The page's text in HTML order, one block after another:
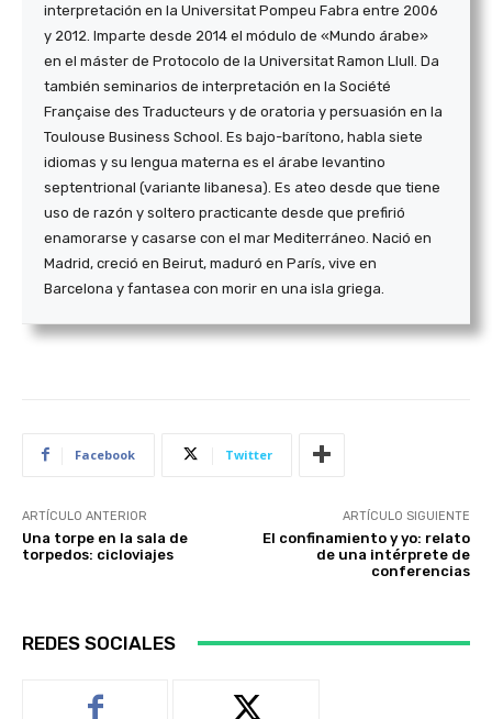
interpretación en la Universitat Pompeu Fabra entre 2006
y 2012. Imparte desde 2014 el módulo de «Mundo árabe»
en el máster de Protocolo de la Universitat Ramon Llull. Da
también seminarios de interpretación en la Société
Française des Traducteurs y de oratoria y persuasión en la
Toulouse Business School. Es bajo-barítono, habla siete
idiomas y su lengua materna es el árabe levantino
septentrional (variante libanesa). Es ateo desde que tiene
uso de razón y soltero practicante desde que prefirió
enamorarse y casarse con el mar Mediterráneo. Nació en
Madrid, creció en Beirut, maduró en París, vive en
Barcelona y fantasea con morir en una isla griega.
Facebook Twitter
ARTÍCULO ANTERIOR
Una torpe en la sala de
torpedos: cicloviajes
ARTÍCULO SIGUIENTE
El confinamiento y yo: relato
de una intérprete de
conferencias
REDES SOCIALES